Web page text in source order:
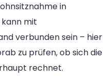
in
kann mit
verbunden sein – hier
zu prüfen, ob sich die
rechnet.